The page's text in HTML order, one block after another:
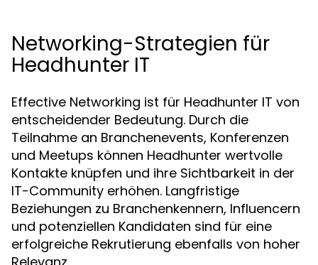
Networking-Strategien für
Headhunter IT
Effective Networking ist für Headhunter IT von
entscheidender Bedeutung. Durch die
Teilnahme an Branchenevents, Konferenzen
und Meetups können Headhunter wertvolle
Kontakte knüpfen und ihre Sichtbarkeit in der
IT-Community erhöhen. Langfristige
Beziehungen zu Branchenkennern, Influencern
und potenziellen Kandidaten sind für eine
erfolgreiche Rekrutierung ebenfalls von hoher